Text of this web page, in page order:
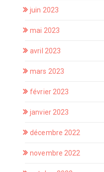
juin 2023
mai 2023
avril 2023
mars 2023
février 2023
janvier 2023
décembre 2022
novembre 2022